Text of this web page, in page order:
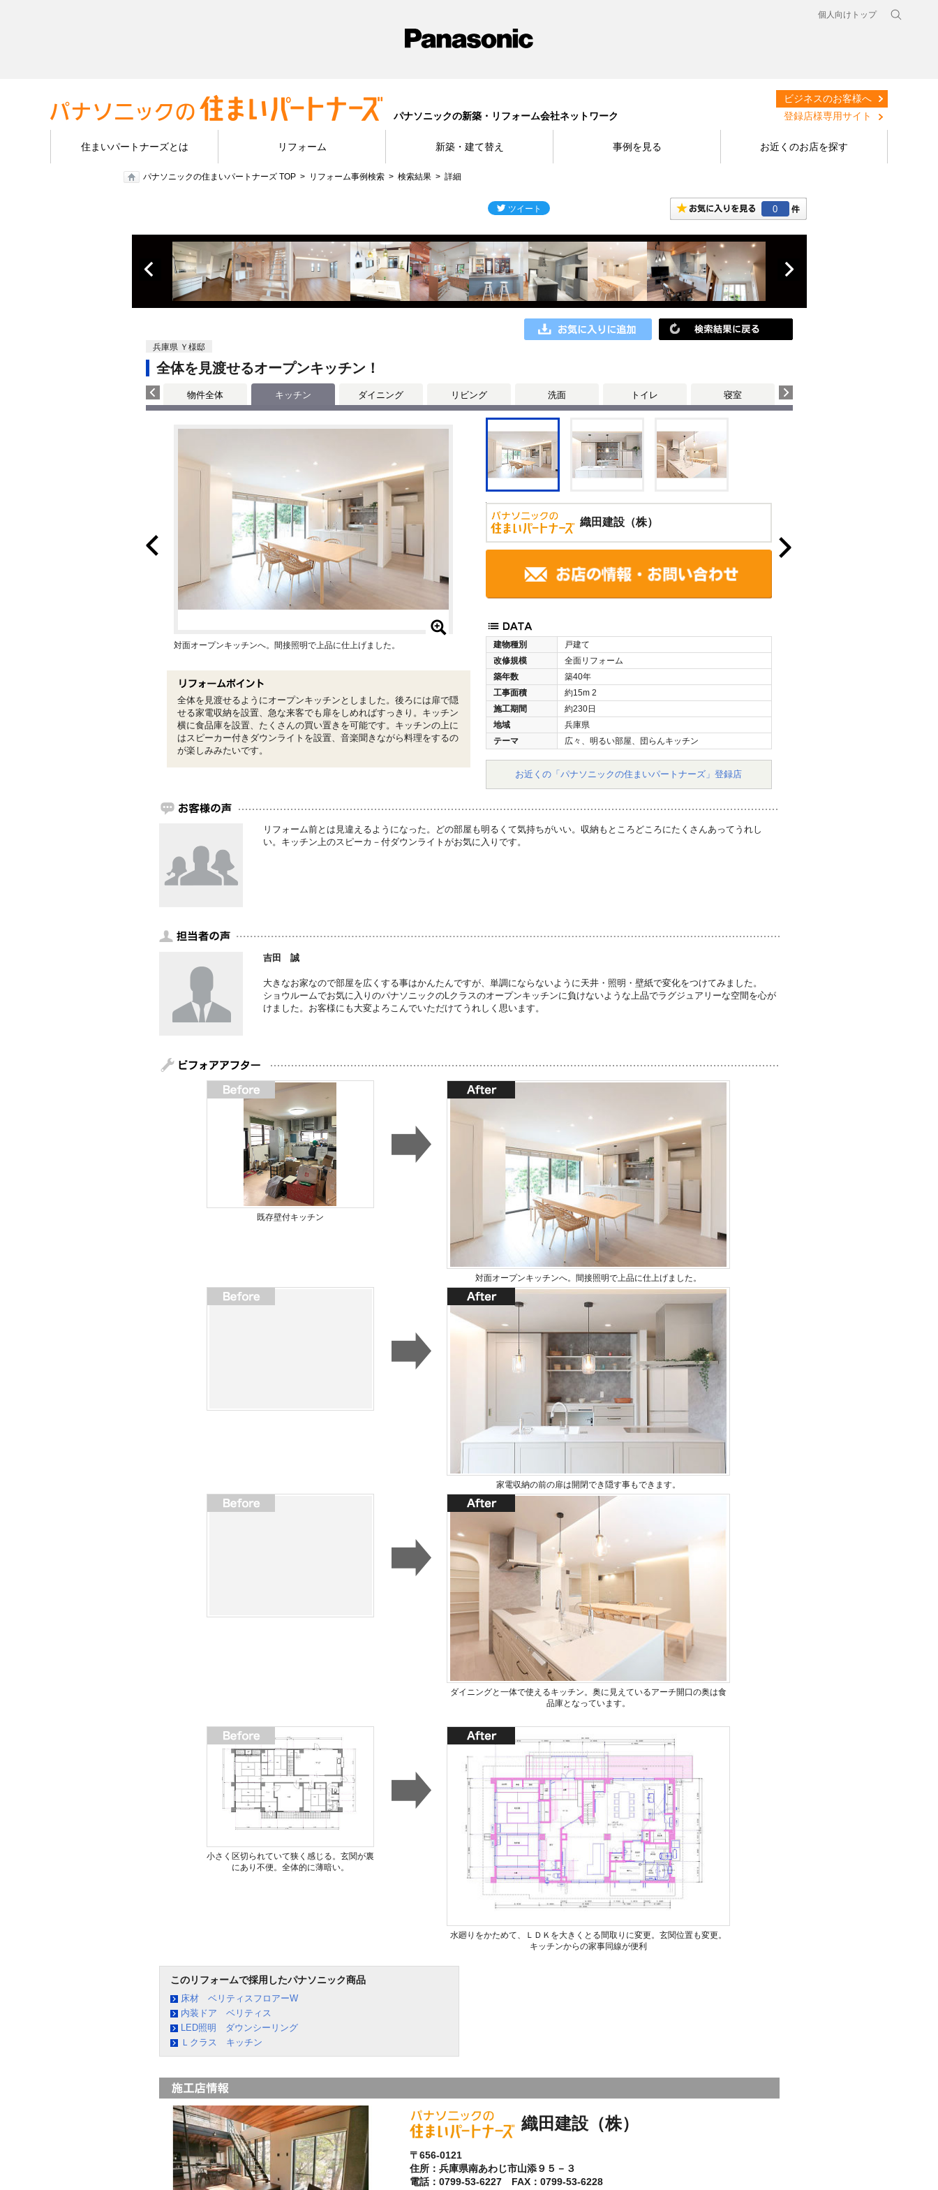
個人向けトップ
パナソニックの新築・リフォーム会社ネットワーク
ビジネスのお客様へ
登録店様専用サイト
住まいパートナーズとは リフォーム 新築・建て替え 事例を見る お近くのお店を探す
パナソニックの住まいパートナーズ TOP リフォーム事例検索 検索結果 詳細
0
兵庫県 Ｙ様邸
全体を見渡せるオープンキッチン！
物件全体 キッチン ダイニング リビング 洗面 トイレ 寝室
織田建設（株）
建物種別
戸建て
改修規模
全面リフォーム
築年数
築40年
工事面積
約15m 2
施工期間
約230日
地域
兵庫県
テーマ
広々、明るい部屋、団らんキッチン
お近くの「パナソニックの住まいパートナーズ」登録店
対面オープンキッチンへ。間接照明で上品に仕上げました。
全体を見渡せるようにオープンキッチンとしました。後ろには扉で隠
せる家電収納を設置、急な来客でも扉をしめればすっきり。キッチン
横に食品庫を設置、たくさんの買い置きを可能です。キッチンの上に
はスピーカー付きダウンライトを設置、音楽聞きながら料理をするの
が楽しみみたいです。
リフォーム前とは見違えるようになった。どの部屋も明るくて気持ちがいい。収納もところどころにたくさんあってうれし
い。キッチン上のスピーカ－付ダウンライトがお気に入りです。
吉田 誠
大きなお家なので部屋を広くする事はかんたんですが、単調にならないように天井・照明・壁紙で変化をつけてみました。
ショウルームでお気に入りのパナソニックのLクラスのオープンキッチンに負けないような上品でラグジュアリーな空間を心が
けました。お客様にも大変よろこんでいただけてうれしく思います。
既存壁付キッチン
対面オープンキッチンへ。間接照明で上品に仕上げました。
家電収納の前の扉は開閉でき隠す事もできます。
ダイニングと一体で使えるキッチン。奥に見えているアーチ開口の奥は食
品庫となっています。
小さく区切られていて狭く感じる。玄関が裏
にあり不便。全体的に薄暗い。
水廻りをかためて、ＬＤＫを大きくとる間取りに変更。玄関位置も変更。
キッチンからの家事同線が便利
このリフォームで採用したパナソニック商品
床材 ベリティスフロアーW
内装ドア ベリティス
LED照明 ダウンシーリング
Ｌクラス キッチン
織田建設（株）
〒656-0121
住所：兵庫県南あわじ市山添９５－３
電話：0799-53-6227 FAX：0799-53-6228